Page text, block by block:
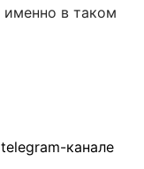
именно в таком
канале